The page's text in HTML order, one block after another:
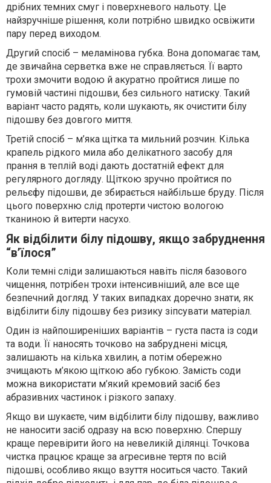
дрібних темних смуг і поверхневого нальоту. Це
найзручніше рішення, коли потрібно швидко освіжити
пару перед виходом.
Другий спосіб – меламінова губка. Вона допомагає там,
де звичайна серветка вже не справляється. Її варто
трохи змочити водою й акуратно пройтися лише по
гумовій частині підошви, без сильного натиску. Такий
варіант часто радять, коли шукають, як очистити білу
підошву без довгого миття.
Третій спосіб – м’яка щітка та мильний розчин. Кілька
крапель рідкого мила або делікатного засобу для
прання в теплій воді дають достатній ефект для
регулярного догляду. Щіткою зручно пройтися по
рельєфу підошви, де збирається найбільше бруду. Після
цього поверхню слід протерти чистою вологою
тканиною й витерти насухо.
Як відбілити білу підошву, якщо забруднення
“в’їлося”
Коли темні сліди залишаються навіть після базового
чищення, потрібен трохи інтенсивніший, але все ще
безпечний догляд. У таких випадках доречно знати, як
відбілити білу підошву без ризику зіпсувати матеріал.
Один із найпоширеніших варіантів – густа паста із соди
та води. Її наносять точково на забруднені місця,
залишають на кілька хвилин, а потім обережно
зчищають м’якою щіткою або губкою. Замість соди
можна використати м’який кремовий засіб без
абразивних частинок і різкого запаху.
Якщо ви шукаєте, чим відбілити білу підошву, важливо
не наносити засіб одразу на всю поверхню. Спершу
краще перевірити його на невеликій ділянці. Точкова
чистка працює краще за агресивне тертя по всій
підошві, особливо якщо взуття носиться часто. Такий